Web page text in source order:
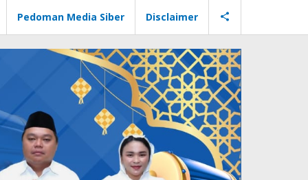
Pedoman Media Siber Disclaimer